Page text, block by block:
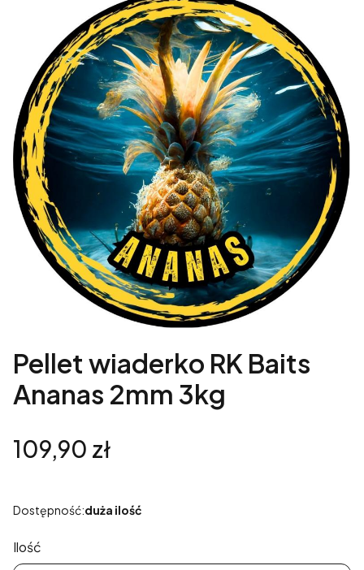
Pellet wiaderko RK Baits
Ananas 2mm 3kg
Cena
109,90 zł
Dostępność:duża ilość
Ilość